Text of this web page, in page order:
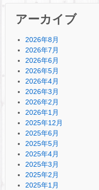
アーカイブ
2026年8月
2026年7月
2026年6月
2026年5月
2026年4月
2026年3月
2026年2月
2026年1月
2025年12月
2025年6月
2025年5月
2025年4月
2025年3月
2025年2月
2025年1月